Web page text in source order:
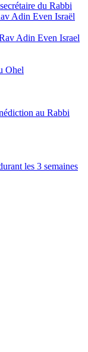
du Rabbi
Adin Even Israël
Adin Even Israel
Ohel
au Rabbi
les 3 semaines